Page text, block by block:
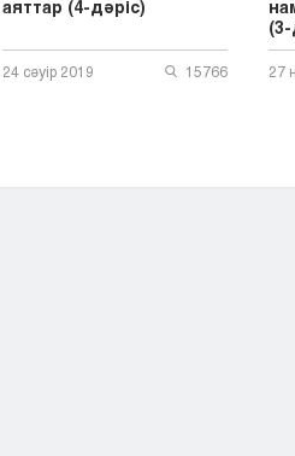
аяттар (4-дәріс)
24 сәуір 2019 15766
(3-
27